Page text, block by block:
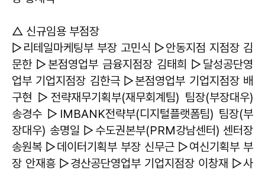
△ 신규임용 부점장
▷리테일마케팅부 부장 고민식 ▷안동지점 지점장 김
문한 ▷본점영업부 금융지점장 김태희 ▷달성공단영
업부 기업지점장 김한극 ▷본점영업부 기업지점장 배
구현 ▷전략재무기획부(재무회계팀) 팀장(부장대우)
송경수 ▷IMBANK전략부(디지털플랫폼팀) 팀장(부
장대우) 송명일 ▷수도권본부(PRM강남센터) 센터장
송원복 ▷데이터기획부 부장 신무근 ▷여신기획부 부
장 안재흥 ▷경산공단영업부 기업지점장 이창재 ▷사